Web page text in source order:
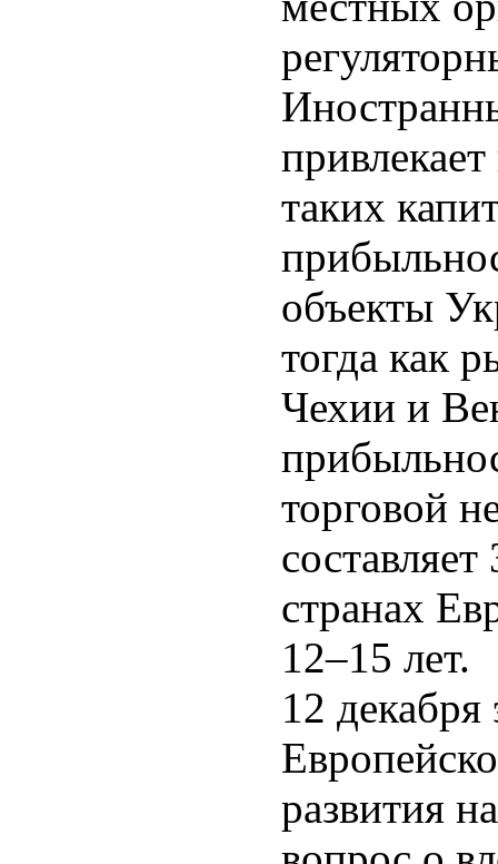
таких
объекты
тогда как
Чехии и
торговой
странах
12–15 лет.
12 декабря
развития